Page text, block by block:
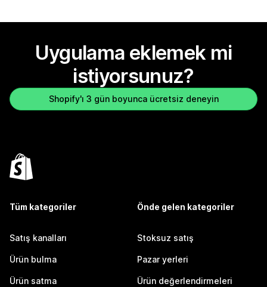
Uygulama eklemek mi
istiyorsunuz?
Shopify'ı 3 gün boyunca ücretsiz deneyin
Tüm kategoriler
Satış kanalları
Ürün bulma
Ürün satma
Önde gelen kategoriler
Stoksuz satış
Pazar yerleri
Ürün değerlendirmeleri